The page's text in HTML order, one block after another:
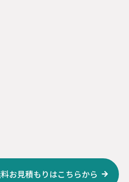
お見積もりはこちらから